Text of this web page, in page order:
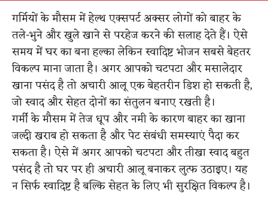
गर्मियों के मौसम में हेल्थ एक्सपर्ट अक्सर लोगों को बाहर के
तले-भुने और खुले खाने से परहेज करने की सलाह देते हैं। ऐसे
समय में घर का बना हल्का लेकिन स्वादिष्ट भोजन सबसे बेहतर
विकल्प माना जाता है। अगर आपको चटपटा और मसालेदार
खाना पसंद है तो अचारी आलू एक बेहतरीन डिश हो सकती है,
जो स्वाद और सेहत दोनों का संतुलन बनाए रखती है।
गर्मी के मौसम में तेज धूप और नमी के कारण बाहर का खाना
जल्दी खराब हो सकता है और पेट संबंधी समस्याएं पैदा कर
सकता है। ऐसे में अगर आपको चटपटा और तीखा स्वाद बहुत
पसंद है तो घर पर ही अचारी आलू बनाकर लुत्फ उठाइए। यह
न सिर्फ स्वादिष्ट है बल्कि सेहत के लिए भी सुरक्षित विकल्प है।